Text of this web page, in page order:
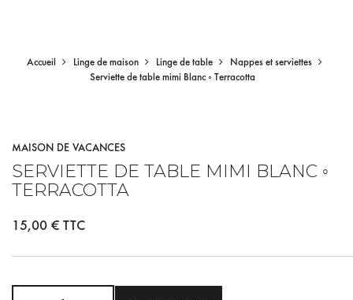
Accueil Linge de maison Linge de table
Nappes et serviettes
Serviette de table mimi Blanc ◦ Terracotta
MAISON DE VACANCES
SERVIETTE DE TABLE MIMI BLANC ◦
TERRACOTTA
15,00 € TTC